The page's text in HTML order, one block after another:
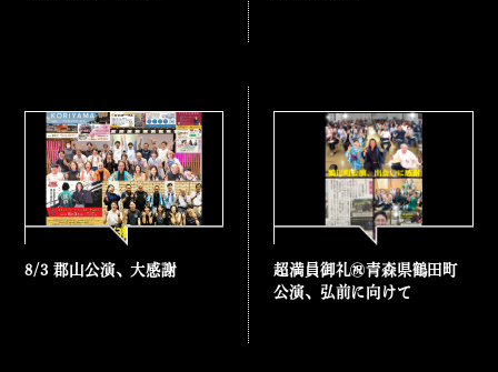
8/3 郡山公演、大感謝
超満員御礼㊗️青森県鶴田町
公演、弘前に向けて